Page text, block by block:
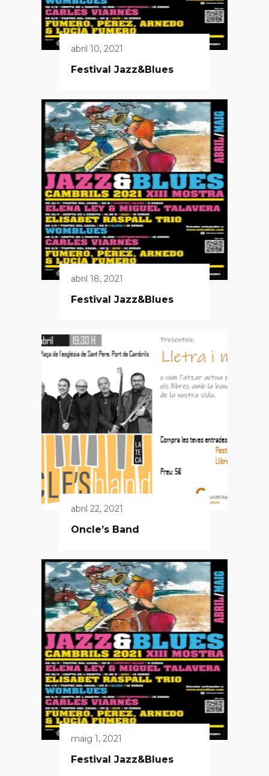
abril 10, 2021
Festival Jazz&Blues
abril 18, 2021
Festival Jazz&Blues
abril 22, 2021
Oncle’s Band
maig 1, 2021
Festival Jazz&Blues